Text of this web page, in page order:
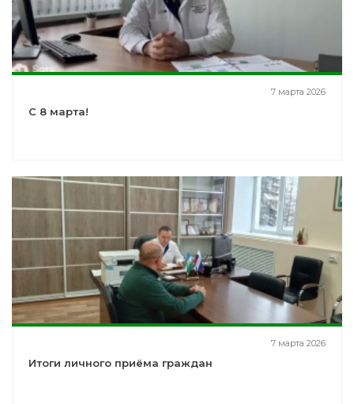
7 марта 2026
С 8 марта!
7 марта 2026
Итоги личного приёма граждан